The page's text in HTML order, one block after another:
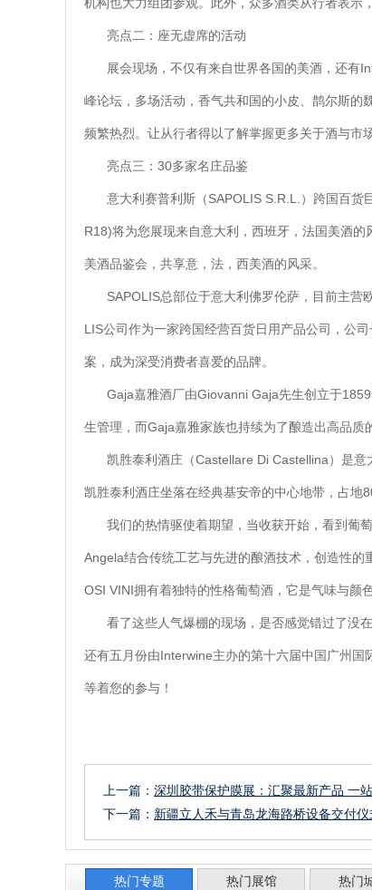
亮点二：座无虚席的活动
展会现场，不仅有来自世界各国的美酒，还有
峰论坛，多场活动，香气共和国的小皮、鹊尔斯的
频繁热烈。让从行者得以了解掌握更多关于酒与市
亮点三：30多家名庄品鉴
意大利赛普利斯（SAPOLIS S.R.L.）跨国百
R18)将为您展现来自意大利，西班牙，法国美酒
美酒品鉴会，共享意，法，西美酒的风采。
SAPOLIS总部位于意大利佛罗伦萨，目前主
LIS公司作为一家跨国经营百货日用产品公司，公
案，成为深受消费者喜爱的品牌。
Gaja嘉雅酒厂由Giovanni Gaja先生创立于
生管理，而Gaja嘉雅家族也持续为了酿造出高品质
凯胜泰利酒庄（Castellare Di Castellina）是意
凯胜泰利酒庄坐落在经典基安帝的中心地带，占地
我们的热情驱使着期望，当收获开始，看到葡
Angela结合传统工艺与先进的酿酒技术，创造性
OSI VINI拥有着独特的性格葡萄酒，它是气味与颜
看了这些人气爆棚的现场，是否感觉错过了没
还有五月份由Interwine主办的第十六届中国广州国
等着您的参与！
上一篇： 深圳胶带保护膜展：汇聚最新产品 一
下一篇： 新疆立人禾与青岛龙海路桥设备交付仪
热门专题 热门展馆 热门